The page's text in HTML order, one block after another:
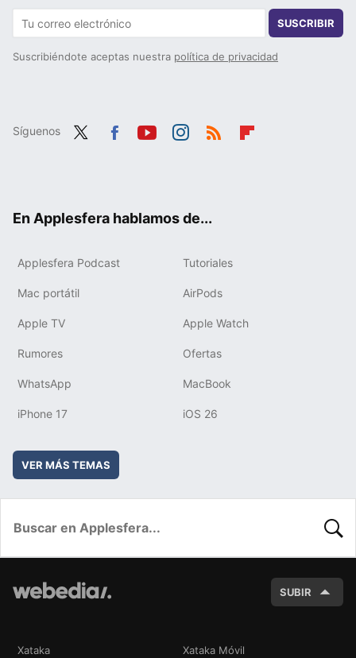
SUSCRIBIR
Suscribiéndote aceptas nuestra política de privacidad
Síguenos
En Applesfera hablamos de...
Applesfera Podcast Tutoriales
Mac portátil AirPods
Apple TV Apple Watch
Rumores Ofertas
WhatsApp MacBook
iPhone 17 iOS 26
VER MÁS TEMAS
SUBIR
Xataka Xataka Móvil